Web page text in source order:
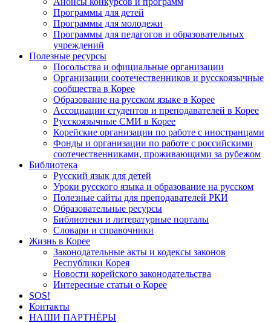
Программы для детей
Программы для молодежи
Программы для педагогов и образовательных
учреждений
Полезные ресурсы
Посольства и официальные организации
Организации соотечественников и русскоязычные
сообщества в Корее
Образование на русском языке в Корее
Ассоциации студентов и преподавателей в Корее
Русскоязычные СМИ в Корее
Корейские организации по работе с иностранцами
Фонды и организации по работе с российскими
соотечественниками, проживающими за рубежом
Библиотека
Русский язык для детей
Уроки русского языка и образование на русском
Полезные сайты для преподавателей РКИ
Образовательные ресурсы
Библиотеки и литературные порталы
Словари и справочники
Жизнь в Корее
Законодательные акты и кодексы законов
Республики Корея
Новости корейского законодательства
Интересные статьи о Корее
SOS!
Контакты
НАШИ ПАРТНЁРЫ